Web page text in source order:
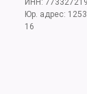
ИНН:
Юр. адрес:
16